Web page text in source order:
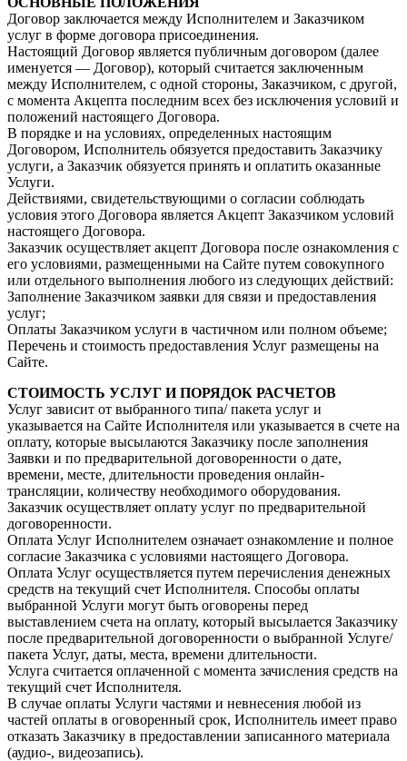
Договор заключается между Исполнителем и Заказчиком
услуг в форме договора присоединения.
Настоящий Договор является публичным договором (далее
именуется — Договор), который считается заключенным
между Исполнителем, с одной стороны, Заказчиком, с другой,
с момента Акцепта последним всех без исключения условий и
положений настоящего Договора.
В порядке и на условиях, определенных настоящим
Договором, Исполнитель обязуется предоставить Заказчику
услуги, а Заказчик обязуется принять и оплатить оказанные
Услуги.
Действиями, свидетельствующими о согласии соблюдать
условия этого Договора является Акцепт Заказчиком условий
настоящего Договора.
Заказчик осуществляет акцепт Договора после ознакомления с
его условиями, размещенными на Сайте путем совокупного
или отдельного выполнения любого из следующих действий:
Заполнение Заказчиком заявки для связи и предоставления
услуг;
Оплаты Заказчиком услуги в частичном или полном объеме;
Перечень и стоимость предоставления Услуг размещены на
Сайте.
СТОИМОСТЬ УСЛУГ И ПОРЯДОК РАСЧЕТОВ
Услуг зависит от выбранного типа/ пакета услуг и
указывается на Сайте Исполнителя или указывается в счете на
оплату, которые высылаются Заказчику после заполнения
Заявки и по предварительной договоренности о дате,
времени, месте, длительности проведения онлайн-
трансляции, количеству необходимого оборудования.
Заказчик осуществляет оплату услуг по предварительной
договоренности.
Оплата Услуг Исполнителем означает ознакомление и полное
согласие Заказчика с условиями настоящего Договора.
Оплата Услуг осуществляется путем перечисления денежных
средств на текущий счет Исполнителя. Способы оплаты
выбранной Услуги могут быть оговорены перед
выставлением счета на оплату, который высылается Заказчику
после предварительной договоренности о выбранной Услуге/
пакета Услуг, даты, места, времени длительности.
Услуга считается оплаченной с момента зачисления средств на
текущий счет Исполнителя.
В случае оплаты Услуги частями и невнесения любой из
частей оплаты в оговоренный срок, Исполнитель имеет право
отказать Заказчику в предоставлении записанного материала
(аудио-, видеозапись).